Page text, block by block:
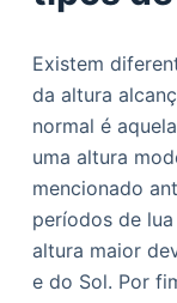
Existem
da altura
normal é
uma altura
mencionado
períodos de
altura maior
e do Sol. Por